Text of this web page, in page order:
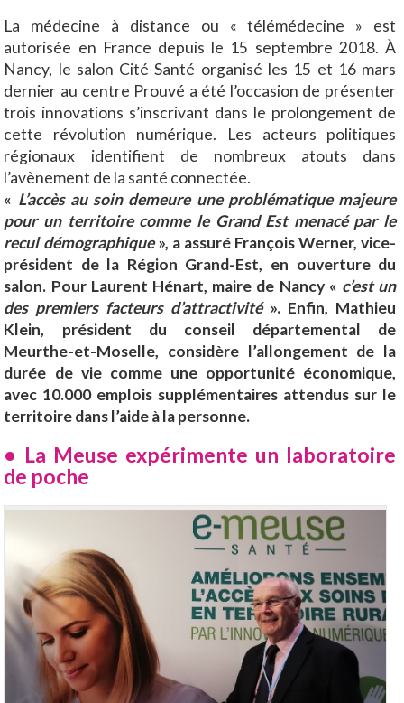
La médecine à distance ou « télémédecine » est
autorisée en France depuis le 15 septembre 2018. À
Nancy, le salon Cité Santé organisé les 15 et 16 mars
dernier au centre Prouvé a été l’occasion de présenter
trois innovations s’inscrivant dans le prolongement de
cette révolution numérique. Les acteurs politiques
régionaux identifient de nombreux atouts dans
l’avènement de la santé connectée.
« L’accès au soin demeure une problématique majeure
pour un territoire comme le Grand Est menacé par le
recul démographique», a assuré François Werner, vice-
président de la Région Grand-Est, en ouverture du
salon. Pour Laurent Hénart, maire de Nancy « c’est un
des premiers facteurs d’attractivité». Enfin, Mathieu
Klein, président du conseil départemental de
Meurthe-et-Moselle, considère l’allongement de la
durée de vie comme une opportunité économique,
avec 10.000 emplois supplémentaires attendus sur le
territoire dans l’aide à la personne.
• La Meuse expérimente un laboratoire
de poche